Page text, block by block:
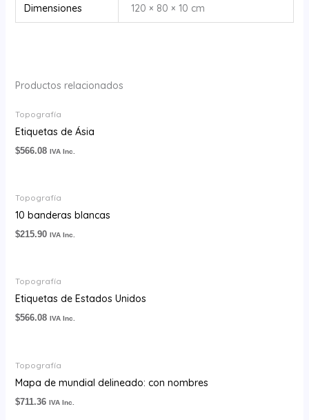
Dimensiones 120 × 80 × 10 cm
Productos relacionados
Topografía
Etiquetas de Ásia
$566.08 IVA Inc.
Topografía
10 banderas blancas
$215.90 IVA Inc.
Topografía
Etiquetas de Estados Unidos
$566.08 IVA Inc.
Topografía
Mapa de mundial delineado: con nombres
$711.36 IVA Inc.